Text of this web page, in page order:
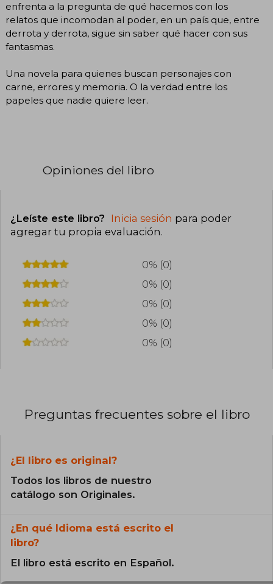
enfrenta a la pregunta de qué hacemos con los
relatos que incomodan al poder, en un país que, entre
derrota y derrota, sigue sin saber qué hacer con sus
fantasmas.
Una novela para quienes buscan personajes con
carne, errores y memoria. O la verdad entre los
papeles que nadie quiere leer.
Opiniones del libro
¿Leíste este libro? Inicia sesión para poder
agregar tu propia evaluación.
0% (0)
0% (0)
0% (0)
0% (0)
0% (0)
Preguntas frecuentes sobre el libro
¿El libro es original?
Todos los libros de nuestro
catálogo son Originales.
¿En qué Idioma está escrito el
libro?
El libro está escrito en Español.